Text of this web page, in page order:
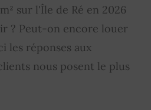
sur l'Île de Ré en 2026
? Peut-on encore louer
les réponses aux
nous posent le plus